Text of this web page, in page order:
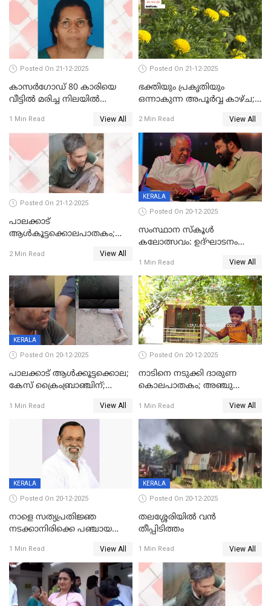
ആശുപത്രിയിലെത്തിച്ചു
Posted On 21-12-2025
കാസർഗോഡ് 80 കാരിയെ
വീട്ടിൽ മരിച്ച നിലയിൽ
1 Min Read View All
Posted On 21-12-2025
ഭക്തിയും പ്രകൃതിയും
ഒന്നാകുന്ന അപൂര്‍വ്വ കാഴ്ച;
കാഴ്ചാനുഭവമൊരുക്കി
ശബരീ നന്ദനം
2 Min Read View All
Posted On 21-12-2025
പാലക്കാട്‌
ആൾകൂട്ടക്കൊലപാതകം;
ഊർജ്ജിതമാക്കിമാക്കി
2 Min Read View All
KERALA
Posted On 20-12-2025
സംസ്ഥാന സ്കൂൾ
കലോത്സവം: ഉദ്ഘാടനം
മുഖ്യാതിഥിയായി
മോഹൻലാൽ
1 Min Read View All
KERALA
Posted On 20-12-2025
പാലക്കാട് ആൾക്കൂട്ടക്കൊല;
കേസ് ക്രൈംബ്രാഞ്ചിന്;
അന്വേഷിക്കും
1 Min Read View All
Posted On 20-12-2025
നാടിനെ നടുക്കി ദാരുണ
കൊലപാതകം; അഞ്ചു
കഴുത്തുഞെരിച്ച് കൊന്നു
1 Min Read View All
KERALA
Posted On 20-12-2025
നാളെ സത്യപ്രതിജ്ഞ
നടക്കാനിരിക്കെ പഞ്ചായത്ത്
1 Min Read View All
KERALA
Posted On 20-12-2025
തലശ്ശേരിയിൽ വൻ
തീപ്പിടിത്തം
1 Min Read View All